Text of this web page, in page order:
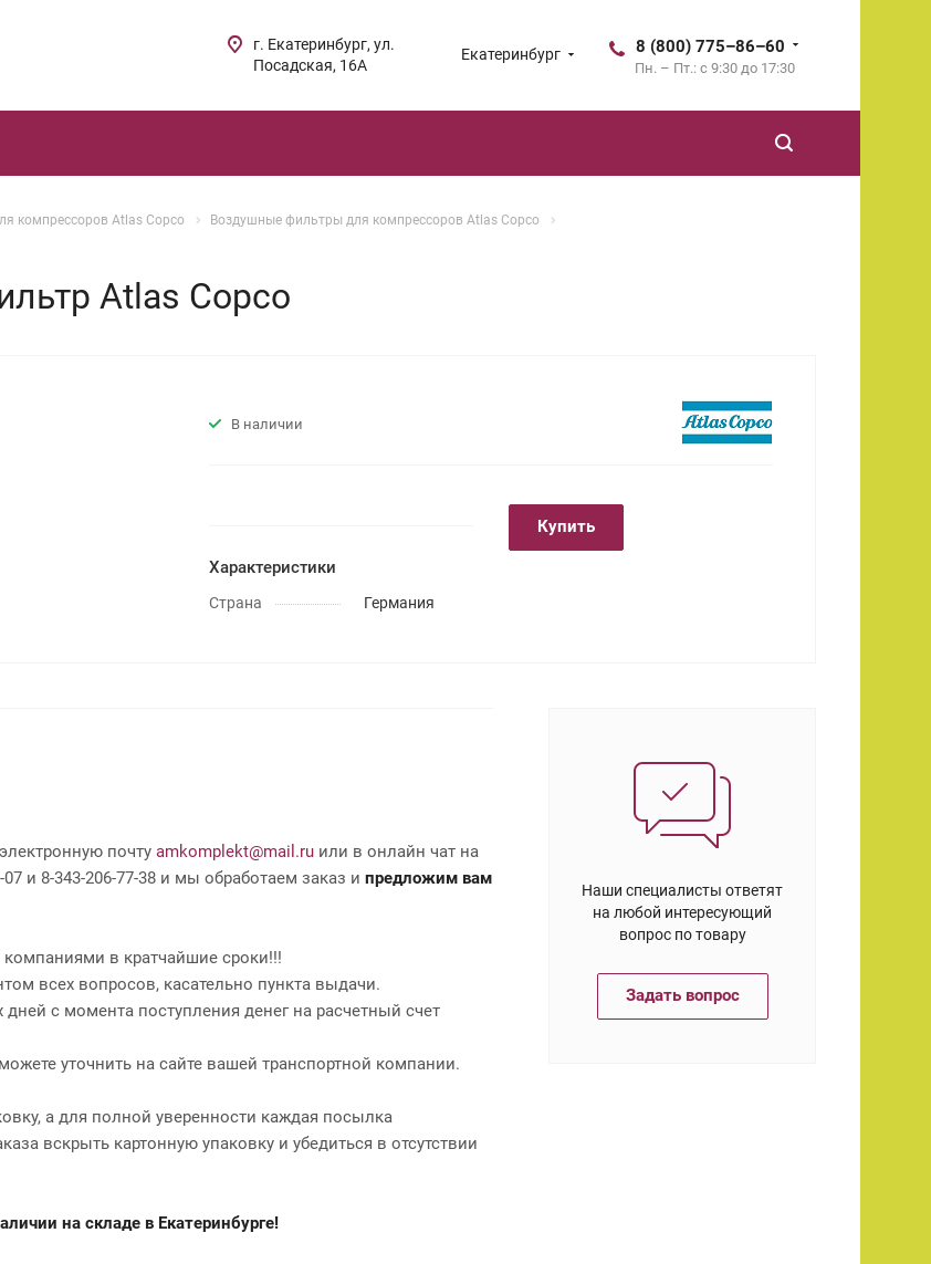
Екатеринбург 8 (800) 775–86–60
Пн. – Пт.: с 9:30 до 17:30
г. Екатеринбург, ул.
Посадская, 16А
компрессоров Atlas Copco Воздушные фильтры для компрессоров Atlas Copco
Atlas Copco
В наличии
Характеристики
Страна Германия
Купить
почту amkomplekt@mail.ru или в онлайн чат на
и 8-343-206-77-38 и мы обработаем заказ и предложим вам
в кратчайшие сроки!!!
всех вопросов, касательно пункта выдачи.
дней с момента поступления денег на расчетный счет
уточнить на сайте вашей транспортной компании.
а для полной уверенности каждая посылка
вскрыть картонную упаковку и убедиться в отсутствии
на складе в Екатеринбурге!
Наши специалисты ответят
на любой интересующий
вопрос по товару
Задать вопрос